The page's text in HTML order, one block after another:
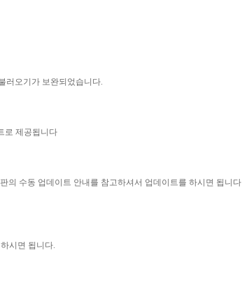
러오기가 보완되었습니다.
로 제공됩니다
의 수동 업데이트 안내를 참고하셔서 업데이트를 하시면 됩니다
시면 됩니다.